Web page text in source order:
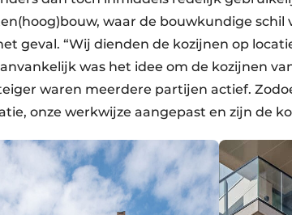
waar de bouwkundige schil
geval. “Wij dienden de kozijnen op
was het idee om de kozijnen
waren meerdere partijen actief.
onze werkwijze aangepast en zijn de